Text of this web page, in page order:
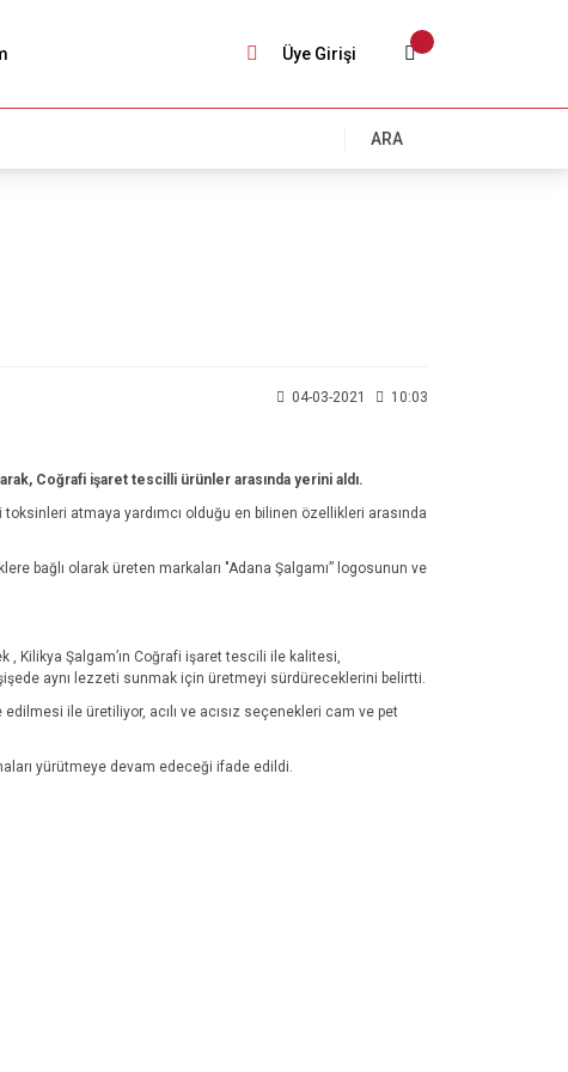
Üye Girişi
ARA
04-03-2021 10:03
Coğrafi işaret tescilli ürünler arasında yerini aldı.
atmaya yardımcı olduğu en bilinen özellikleri arasında
bağlı olarak üreten markaları "Adana Şalgamı” logosunun ve
Kilikya Şalgam’ın Coğrafi işaret tescili ile kalitesi,
aynı lezzeti sunmak için üretmeyi sürdüreceklerini belirtti.
ile üretiliyor, acılı ve acısız seçenekleri cam ve pet
yürütmeye devam edeceği ifade edildi.